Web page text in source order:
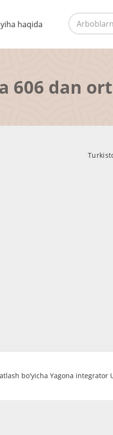
haqida
606 dan
bo'yicha Yagona integrator